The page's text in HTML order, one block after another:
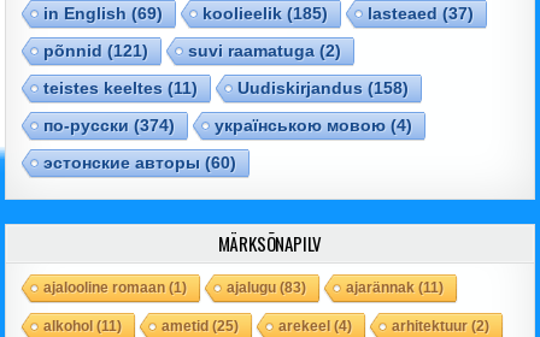
in English (69) koolieelik (185) lasteaed (37)
põnnid (121) suvi raamatuga (2)
teistes keeltes (11) Uudiskirjandus (158)
по-русски (374) українською мовою (4)
эстонские авторы (60)
MÄRKSÕNAPILV
ajalooline romaan(1) ajalugu(83) ajarännak (11)
alkohol(11) ametid(25) arekeel(4) arhitektuur(2)